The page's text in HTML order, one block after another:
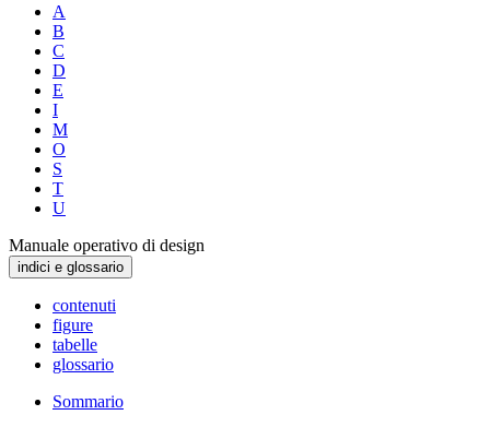
A
B
C
D
E
I
M
O
S
T
U
Manuale operativo di design
indici e glossario
contenuti
figure
tabelle
glossario
Sommario